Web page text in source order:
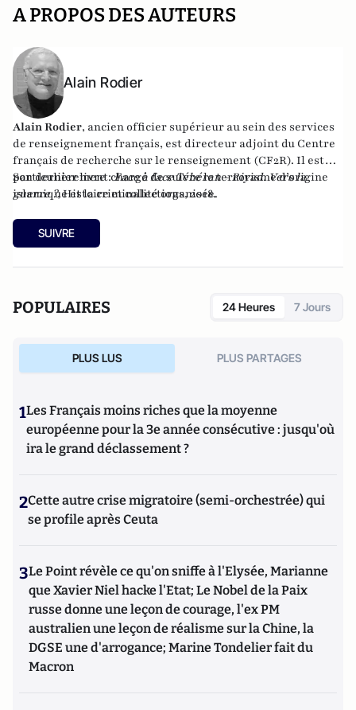
A PROPOS DES AUTEURS
Alain Rodier
Alain Rodier, ancien officier supérieur au sein des services
de renseignement français, est directeur adjoint du Centre
français de recherche sur le renseignement (CF2R). Il est
particulièrement chargé de suivre le terrorisme d’origine
islamique et la criminalité organisée.
Son dernier livre :Face à face Téhéran - Riyad. Vers la
guerre ?, Histoire et collections, 2018.
SUIVRE
POPULAIRES 24 Heures 7 Jours
PLUS LUS PLUS PARTAGES
1Les Français moins riches que la moyenne
européenne pour la 3e année consécutive : jusqu'où
ira le grand déclassement ?
2Cette autre crise migratoire (semi-orchestrée) qui
se profile après Ceuta
3Le Point révèle ce qu'on sniffe à l'Elysée, Marianne
que Xavier Niel hacke l'Etat; Le Nobel de la Paix
russe donne une leçon de courage, l'ex PM
australien une leçon de réalisme sur la Chine, la
DGSE une d'arrogance; Marine Tondelier fait du
Macron